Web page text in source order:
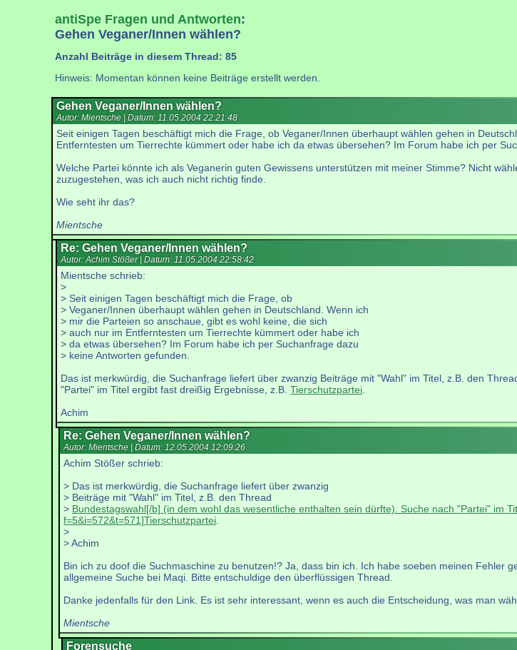
antiSpe Fragen und Antworten:
Gehen Veganer/Innen wählen?
Anzahl Beiträge in diesem Thread: 85
Hinweis: Momentan können keine Beiträge erstellt werden.
Gehen Veganer/Innen wählen?
Autor: Mientsche | Datum: 11.05.2004 22:21:48
Seit einigen Tagen beschäftigt mich die Frage, ob Veganer/Innen überhaupt wählen gehen in
Entferntesten um Tierrechte kümmert oder habe ich da etwas übersehen? Im Forum habe ich per
Welche Partei könnte ich als Veganerin guten Gewissens unterstützen mit meiner Stimme? Nicht
zuzugestehen, was ich auch nicht richtig finde.
Wie seht ihr das?
Mientsche
Re: Gehen Veganer/Innen wählen?
Autor: Achim Stößer | Datum: 11.05.2004 22:58:42
Mientsche schrieb:
>
> Seit einigen Tagen beschäftigt mich die Frage, ob
> Veganer/Innen überhaupt wählen gehen in Deutschland. Wenn ich
> mir die Parteien so anschaue, gibt es wohl keine, die sich
> auch nur im Entferntesten um Tierrechte kümmert oder habe ich
> da etwas übersehen? Im Forum habe ich per Suchanfrage dazu
> keine Antworten gefunden.
Das ist merkwürdig, die Suchanfrage liefert über zwanzig Beiträge mit "Wahl" im Titel, z.B. den
"Partei" im Titel ergibt fast dreißig Ergebnisse, z.B. Tierschutzpartei
Achim
Re: Gehen Veganer/Innen wählen?
Autor: Mientsche | Datum: 12.05.2004 12:09:26
Achim Stößer schrieb:
> Das ist merkwürdig, die Suchanfrage liefert über zwanzig
> Beiträge mit "Wahl" im Titel, z.B. den Thread
> Bundestagswahl[/b] (in dem wohl das wesentliche enthalten sein dürfte). Suche nach "Partei" im
f=5&i=572&t=571]Tierschutzpartei
>
> Achim
Bin ich zu doof die Suchmaschine zu benutzen!? Ja, dass bin ich. Ich habe soeben meinen Fehler
allgemeine Suche bei Maqi. Bitte entschuldige den überflüssigen Thread.
Danke jedenfalls für den Link. Es ist sehr interessant, wenn es auch die Entscheidung, was man
Mientsche
Forensuche